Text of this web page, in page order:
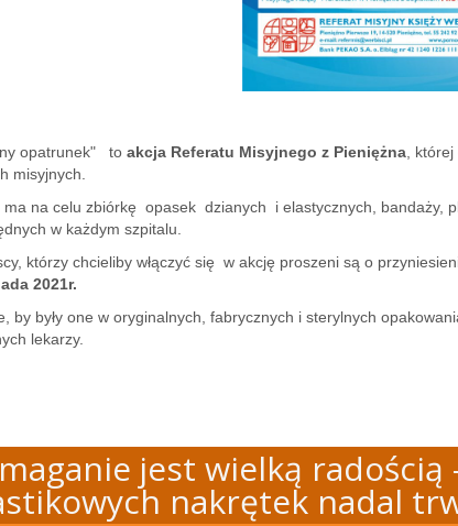
opatrunek" to akcja Referatu Misyjnego z Pieniężna, której
misyjnych.
na celu zbiórkę opasek dzianych i elastycznych, bandaży,
w każdym szpitalu.
którzy chcieliby włączyć się w akcję proszeni są o
2021r.
by były one w oryginalnych, fabrycznych i sterylnych
lekarzy.
jest wielką radością
nakrętek nadal